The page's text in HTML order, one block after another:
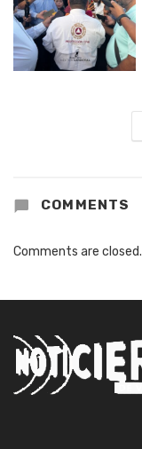
COMMENTS
Comments are closed.